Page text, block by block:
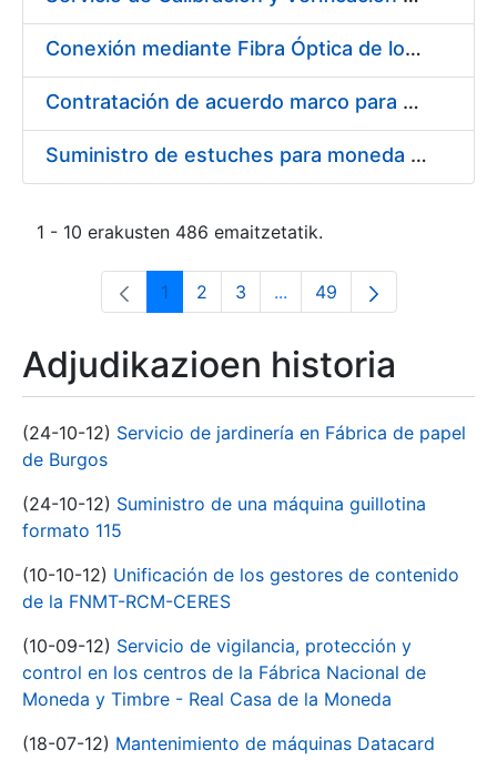
Conexión mediante Fibra Óptica de los Centros de Proceso de Datos (CPDs) de las sedes de la FNMT-RCM de Burgos y Madrid
Contratación de acuerdo marco para el Suministro de Material de Electricidad para la Fábrica Nacional de Moneda y Timbre-Real Casa de la Moneda en su centro de trabajo de Burgos
Suministro de estuches para moneda de 30 €
1 - 10 erakusten 486 emaitzetatik.
Orrialdea
1 Orrialdea
2 Orrialdea
3 ...Intermediate Pages Use
Orrialdea
49
Adjudikazioen historia
(24-10-12) Servicio de jardinería en Fábrica de papel
de Burgos
(24-10-12) Suministro de una máquina guillotina
formato 115
(10-10-12) Unificación de los gestores de contenido
de la FNMT-RCM-CERES
(10-09-12) Servicio de vigilancia, protección y
control en los centros de la Fábrica Nacional de
Moneda y Timbre - Real Casa de la Moneda
(18-07-12) Mantenimiento de máquinas Datacard